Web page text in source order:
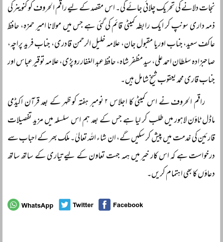
نجات دلانے کی تحریک چلائی جائے گی۔ اس مقصد کے لیے راقم الحروف کو کنوینر کی
ذمہ داری سونپ کر ایک رابطہ کمیٹی قائم کی گئی ہے جس میں مولانا امیر حمزہ، حافظ
عاکف سعید، جناب اوریا مقبول جان، علامہ خلیل الرحمن قادری، جناب فرید پراچہ،
صاحبزادہ سلطان احمد علی، سید مظفر شاہ، حافظ عبد الغفار روپڑی، علامہ توقیر عباس اور
جناب قاری محمد یعقوب شیخ شامل ہیں۔
راقم الحروف نے اس کمیٹی کا اجلاس ۲ نومبر ہفتہ کو ظہر کے بعد قرآن اکیڈمی
ماڈل ٹاؤن لاہور میں طلب کر لیا ہے جس کے بعد ہم اس سلسلہ میں مزید تفصیلات
قارئین کی خدمت میں پیش کر سکیں گے، ان شاء اللہ تعالیٰ۔ ملک بھر کے احباب سے
درخواست ہے کہ اس کار خیر میں ہمہ جہت تعاون کے لیے تیاری کے ساتھ ساتھ
دعاؤں کا بھی اہتمام کریں۔